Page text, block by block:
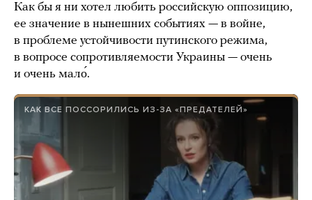
Как бы я ни хотел любить российскую оппозицию,
ее значение в нынешних событиях — в войне,
в проблеме устойчивости путинского режима,
в вопросе сопротивляемости Украины — очень
и очень мало́.
КАК ВСЕ ПОССОРИЛИСЬ ИЗ-ЗА «ПРЕДАТЕЛЕЙ»